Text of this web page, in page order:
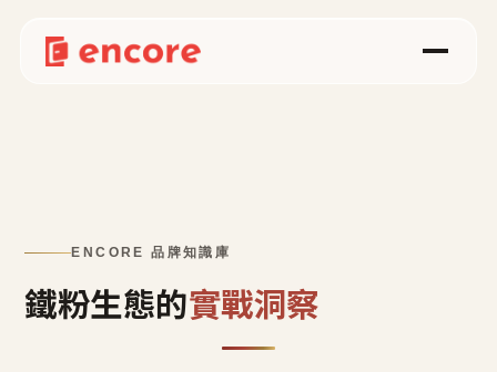
ENCORE 品牌知識庫
鐵粉生態的實戰洞察